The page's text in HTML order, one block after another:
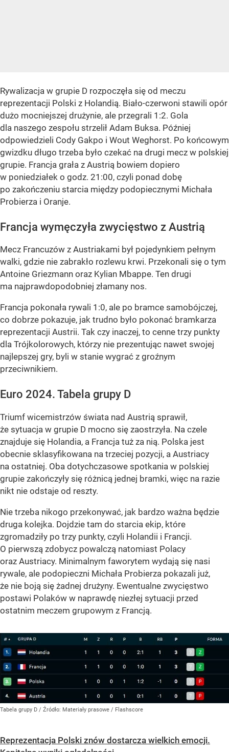
Rywalizacja w grupie D rozpoczęła się od meczu
reprezentacji Polski z Holandią. Biało-czerwoni stawili opór
dużo mocniejszej drużynie, ale przegrali 1:2. Gola
dla naszego zespołu strzelił Adam Buksa. Później
odpowiedzieli Cody Gakpo i Wout Weghorst. Po końcowym
gwizdku długo trzeba było czekać na drugi mecz w polskiej
grupie. Francja grała z Austrią bowiem dopiero
w poniedziałek o godz. 21:00, czyli ponad dobę
po zakończeniu starcia między podopiecznymi Michała
Probierza i Oranje.
Francja wymęczyła zwycięstwo z Austrią
Mecz Francuzów z Austriakami był pojedynkiem pełnym
walki, gdzie nie zabrakło rozlewu krwi. Przekonali się o tym
Antoine Griezmann oraz Kylian Mbappe. Ten drugi
ma najprawdopodobniej złamany nos.
Francja pokonała rywali 1:0, ale po bramce samobójczej,
co dobrze pokazuje, jak trudno było pokonać bramkarza
reprezentacji Austrii. Tak czy inaczej, to cenne trzy punkty
dla Trójkolorowych, którzy nie prezentując nawet swojej
najlepszej gry, byli w stanie wygrać z groźnym
przeciwnikiem.
Euro 2024. Tabela grupy D
Triumf wicemistrzów świata nad Austrią sprawił,
że sytuacja w grupie D mocno się zaostrzyła. Na czele
znajduje się Holandia, a Francja tuż za nią. Polska jest
obecnie sklasyfikowana na trzeciej pozycji, a Austriacy
na ostatniej. Oba dotychczasowe spotkania w polskiej
grupie zakończyły się różnicą jednej bramki, więc na razie
nikt nie odstaje od reszty.
Nie trzeba nikogo przekonywać, jak bardzo ważna będzie
druga kolejka. Dojdzie tam do starcia ekip, które
zgromadziły po trzy punkty, czyli Holandii i Francji.
O pierwszą zdobycz powalczą natomiast Polacy
oraz Austriacy. Minimalnym faworytem wydają się nasi
rywale, ale podopieczni Michała Probierza pokazali już,
że nie boją się żadnej drużyny. Ewentualne zwycięstwo
postawi Polaków w naprawdę niezłej sytuacji przed
ostatnim meczem grupowym z Francją.
Tabela grupy D / Źródło: Materiały prasowe / Flashscore
Reprezentacja Polski znów dostarcza wielkich emocji.